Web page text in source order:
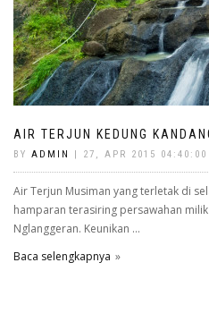
AIR TERJUN KEDUNG
BY ADMIN | 27, APR 2015 04:40:00
Air Terjun Musiman yang terletak di
hamparan terasiring persawahan
Nglanggeran. Keunikan ...
Baca selengkapnya